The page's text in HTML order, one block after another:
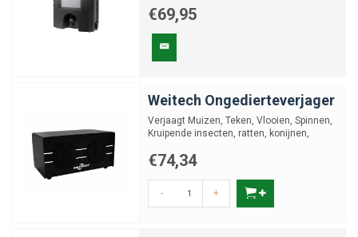
€69,95
Weitech Ongedierteverjager
Verjaagt Muizen, Teken, Vlooien, Spinnen,
Kruipende insecten, ratten, konijnen,
€74,34
- +